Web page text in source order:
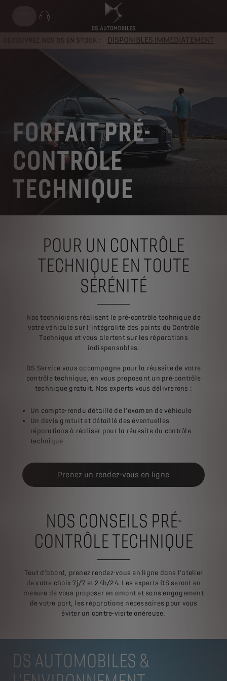
DÉCOUVREZ NOS DS EN STOCK : DISPONIBLES IMMEDIATEMENT
FORFAIT PRÉ-
CONTRÔLE
TECHNIQUE
POUR UN CONTRÔLE
TECHNIQUE EN TOUTE
SÉRÉNITÉ
Nos techniciens réalisent le pré-contrôle technique de
votre véhicule sur l’intégralité des points du Contrôle
Technique et vous alertent sur les réparations
indispensables.
DS Service vous accompagne pour la réussite de votre
contrôle technique, en vous proposant un pré-contrôle
technique gratuit. Nos experts vous délivrerons :
Un compte-rendu détaillé de l'examen de véhicule
Un devis gratuit et détaillé des éventuelles
réparations à réaliser pour la réussite du contrôle
technique
Prenez un rendez-vous en ligne
NOS CONSEILS PRÉ-
CONTRÔLE TECHNIQUE
Tout d'abord, prenez rendez-vous en ligne dans l'atelier
de votre choix 7j/7 et 24h/24. Les experts DS seront en
mesure de vous proposer en amont et sans engagement
de votre part, les réparations nécessaires pour vous
éviter un contre-visite onéreuse.
DS AUTOMOBILES &